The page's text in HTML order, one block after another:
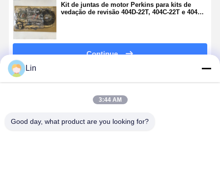
Kit de juntas de motor Perkins para kits de
vedação de revisão 404D-22T, 404C-22T e 404A-
Continue
Lin
3:44 AM
Good day, what product are you looking for?